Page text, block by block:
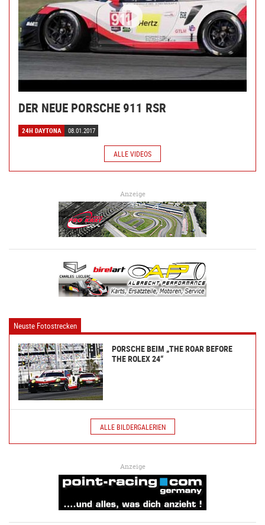
DER NEUE PORSCHE 911 RSR
24H DAYTONA 08.01.2017
ALLE VIDEOS
Anzeige
Neuste Fotostrecken
PORSCHE BEIM „THE ROAR BEFORE
THE ROLEX 24“
ALLE BILDERGALERIEN
Anzeige